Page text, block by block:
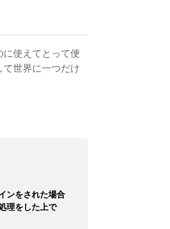
に使えてとって便
世界に一つだけ
ンをされた場合
理をした上で